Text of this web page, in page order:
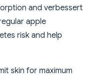
and verbessert
apple
risk and help
skin for maximum